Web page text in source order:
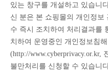
있는 창구를 개설하고 있습니
신 분은 본 쇼핑몰의 개인정보
수 즉시 조치하여 처리결과를
치하여 운영중인 개인정보침
(http://www.cyberprivacy.or.kr,
불만처리를 신청할 수 있습니